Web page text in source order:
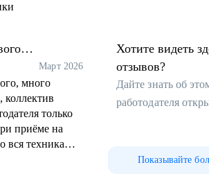
Март 2026
много
коллектив
только
приёме на
вся техника
Хотите видеть
отзывов?
Дайте знать об
работодателя
Показывайте